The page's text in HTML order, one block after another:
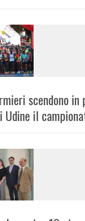
scendono in
Udine il